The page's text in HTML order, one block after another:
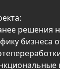
решения
бизнеса